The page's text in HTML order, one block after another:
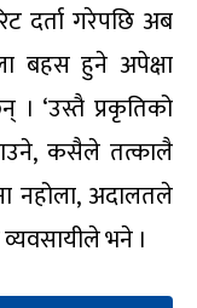
दर्ता गरेपछि अब
बहस हुने अपेक्षा
‘उस्तै प्रकृतिको
कसैले तत्कालै
नहोला, अदालतले
भने ।